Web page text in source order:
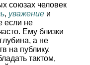
союзах человек
, уважение и
если не
Ему близки
а не
на публику.
тактом,